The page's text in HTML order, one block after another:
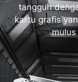
tangguh
kartu grafis